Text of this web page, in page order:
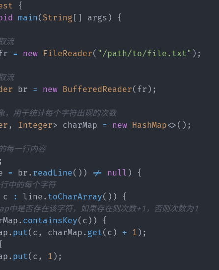
{
main( String [ ] args )
{
流
= new FileReader( "/path/to/file.txt" ) ;
流
br = new BufferedReader( fr ) ;
用于统计每个字符出现的次数
, Integer> charMap = new HashMap<> ( ) ;
每一行内容
;
= br . readLine( ) ) != null )
{
中的每个字符
c : line . toCharArray( ) )
{
中是否存在该字符，如果存在则次数+1，否则次数为1
. containsKey( c ) )
{
. put( c , charMap . get( c ) + 1 ) ;
. put( c , 1 ) ;